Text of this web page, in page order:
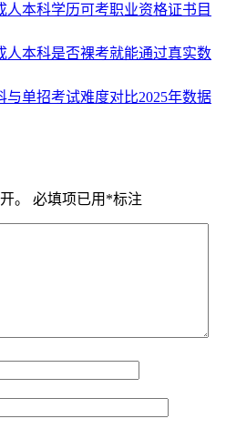
人本科学历可考职业资格证书目
人本科是否裸考就能通过真实数
与单招考试难度对比2025年数据
。 必填项已用 *标注